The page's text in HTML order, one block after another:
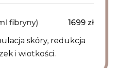
fibryny)
1699 zł
skóry, redukcja
i wiotkości.